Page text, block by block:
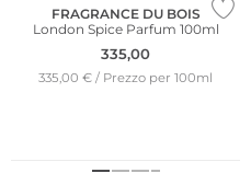
FRAGRANCE DU BOIS
London Spice Parfum 100ml
335,00
335,00 € / Prezzo per 100ml